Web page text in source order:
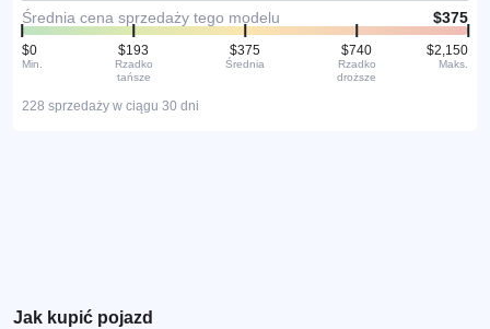
Średnia cena sprzedaży tego modelu $375
$0
Min.
$193
Rzadko
tańsze
$375
Średnia
$740
Rzadko
droższe
$2,150
Maks.
228 sprzedaży w ciągu 30 dni
Jak kupić pojazd